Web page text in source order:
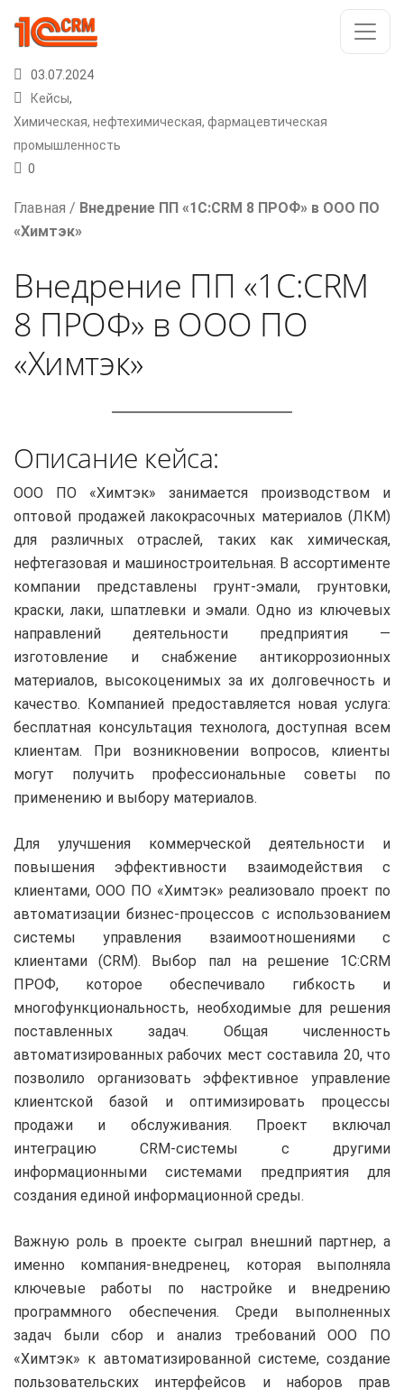
03.07.2024
Кейсы,
Химическая, нефтехимическая, фармацевтическая
промышленность
0
Главная / Внедрение ПП «1С:CRM 8 ПРОФ» в ООО ПО
«Химтэк»
Внедрение ПП «1С:CRM
8 ПРОФ» в ООО ПО
«Химтэк»
Описание кейса:
ООО ПО «Химтэк» занимается производством и
оптовой продажей лакокрасочных материалов (ЛКМ)
для различных отраслей, таких как химическая,
нефтегазовая и машиностроительная. В ассортименте
компании представлены грунт-эмали, грунтовки,
краски, лаки, шпатлевки и эмали. Одно из ключевых
направлений деятельности предприятия —
изготовление и снабжение антикоррозионных
материалов, высокоценимых за их долговечность и
качество. Компанией предоставляется новая услуга:
бесплатная консультация технолога, доступная всем
клиентам. При возникновении вопросов, клиенты
могут получить профессиональные советы по
применению и выбору материалов.
Для улучшения коммерческой деятельности и
повышения эффективности взаимодействия с
клиентами, ООО ПО «Химтэк» реализовало проект по
автоматизации бизнес-процессов с использованием
системы управления взаимоотношениями с
клиентами (CRM). Выбор пал на решение 1С:CRM
ПРОФ, которое обеспечивало гибкость и
многофункциональность, необходимые для решения
поставленных задач. Общая численность
автоматизированных рабочих мест составила 20, что
позволило организовать эффективное управление
клиентской базой и оптимизировать процессы
продажи и обслуживания. Проект включал
интеграцию CRM-системы с другими
информационными системами предприятия для
создания единой информационной среды.
Важную роль в проекте сыграл внешний партнер, а
именно компания-внедренец, которая выполняла
ключевые работы по настройке и внедрению
программного обеспечения. Среди выполненных
задач были сбор и анализ требований ООО ПО
«Химтэк» к автоматизированной системе, создание
пользовательских интерфейсов и наборов прав